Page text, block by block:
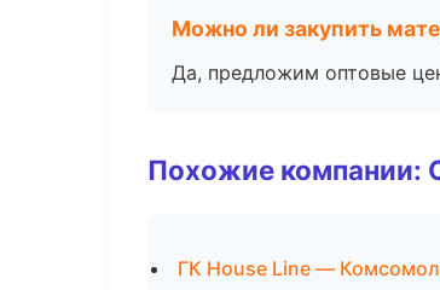
Можно ли закупить
Да, предложим оптовые
Похожие компании:
ГК House Line —